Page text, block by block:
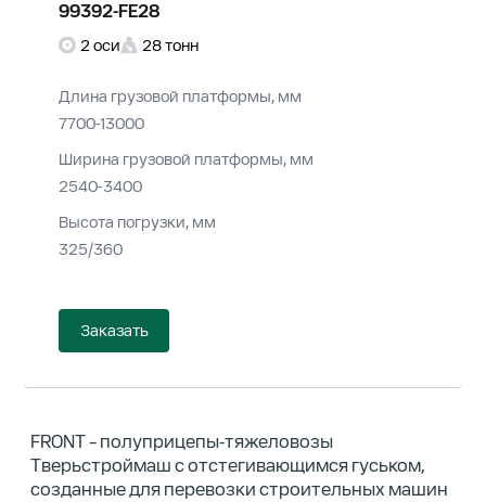
99392-FE28
2 оси 28 тонн
Длина грузовой платформы, мм
7700-13000
Ширина грузовой платформы, мм
2540-3400
Высота погрузки, мм
325/360
Заказать
FRONT – полуприцепы-тяжеловозы
Тверьстроймаш с отстегивающимся гуськом,
созданные для перевозки строительных машин